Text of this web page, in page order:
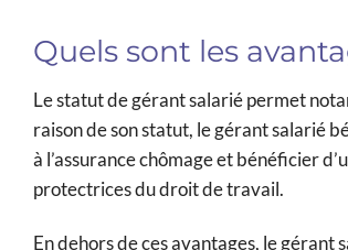
Quels sont les
Le statut de gérant salarié permet
raison de son statut, le gérant salarié
à l’assurance chômage et bénéficier
protectrices du droit de travail.
En dehors de ces avantages, le gérant